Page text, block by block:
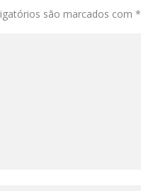
são marcados com*